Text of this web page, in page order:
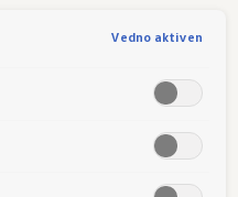
Vedno aktiven